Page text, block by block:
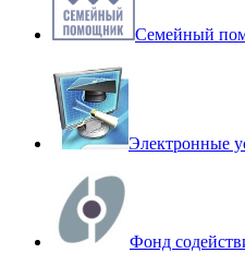
Семейный
Электронные
Фонд